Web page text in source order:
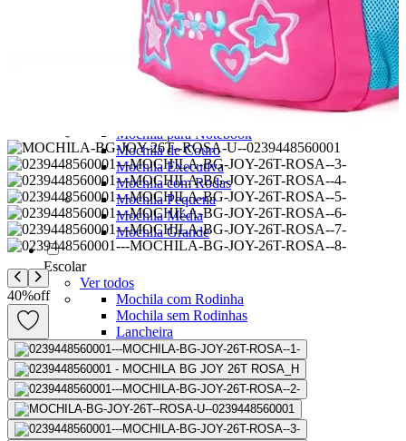
Mochilas Masculinas
Mochilas Femininas
Mochilas Escolares
Mochilas Juvenis
Mochila para Notebook
Mochila de Couro
Mochila Executiva
Mochila com Rodas
Mochila Pequena
Mochila Média
Mochila Grande
Escolar
Ver todos
Mochila com Rodinha
Mochila sem Rodinhas
Lancheira
Estojo
Kit Escolar
Garrafa
Potes
Ver Todos
Homem Aranha🕸️
40%off